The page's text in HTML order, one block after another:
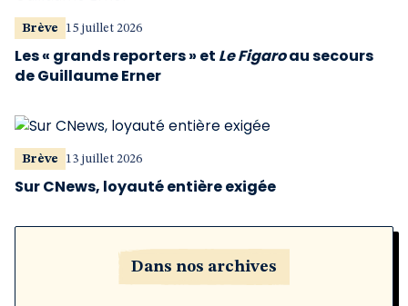
Brève 15 juillet 2026
Les « grands reporters » et Le Figaroau secours
de Guillaume Erner
Brève 13 juillet 2026
Sur CNews, loyauté entière exigée
Dans nos archives